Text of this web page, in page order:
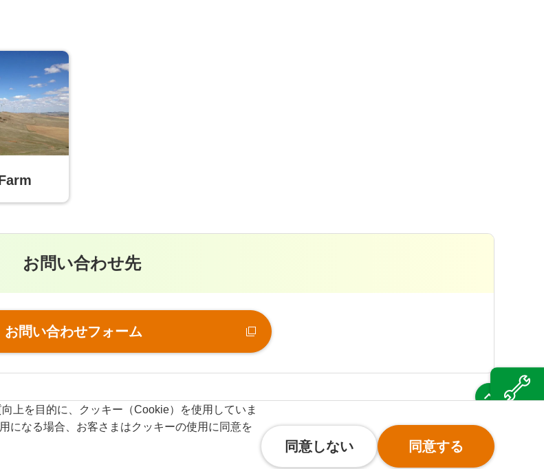
上を目的に、クッキー（Cookie）を使用していま
になる場合、お客さまはクッキーの使用に同意を
同意しない 同意する
お問い合わせ先
お問い合わせフォーム
（新
GDPR Privacy Policy of Eurus Energy Holdings Corporation